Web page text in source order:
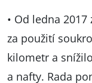
• Od ledna
za použití
kilometr a
a nafty. Rada